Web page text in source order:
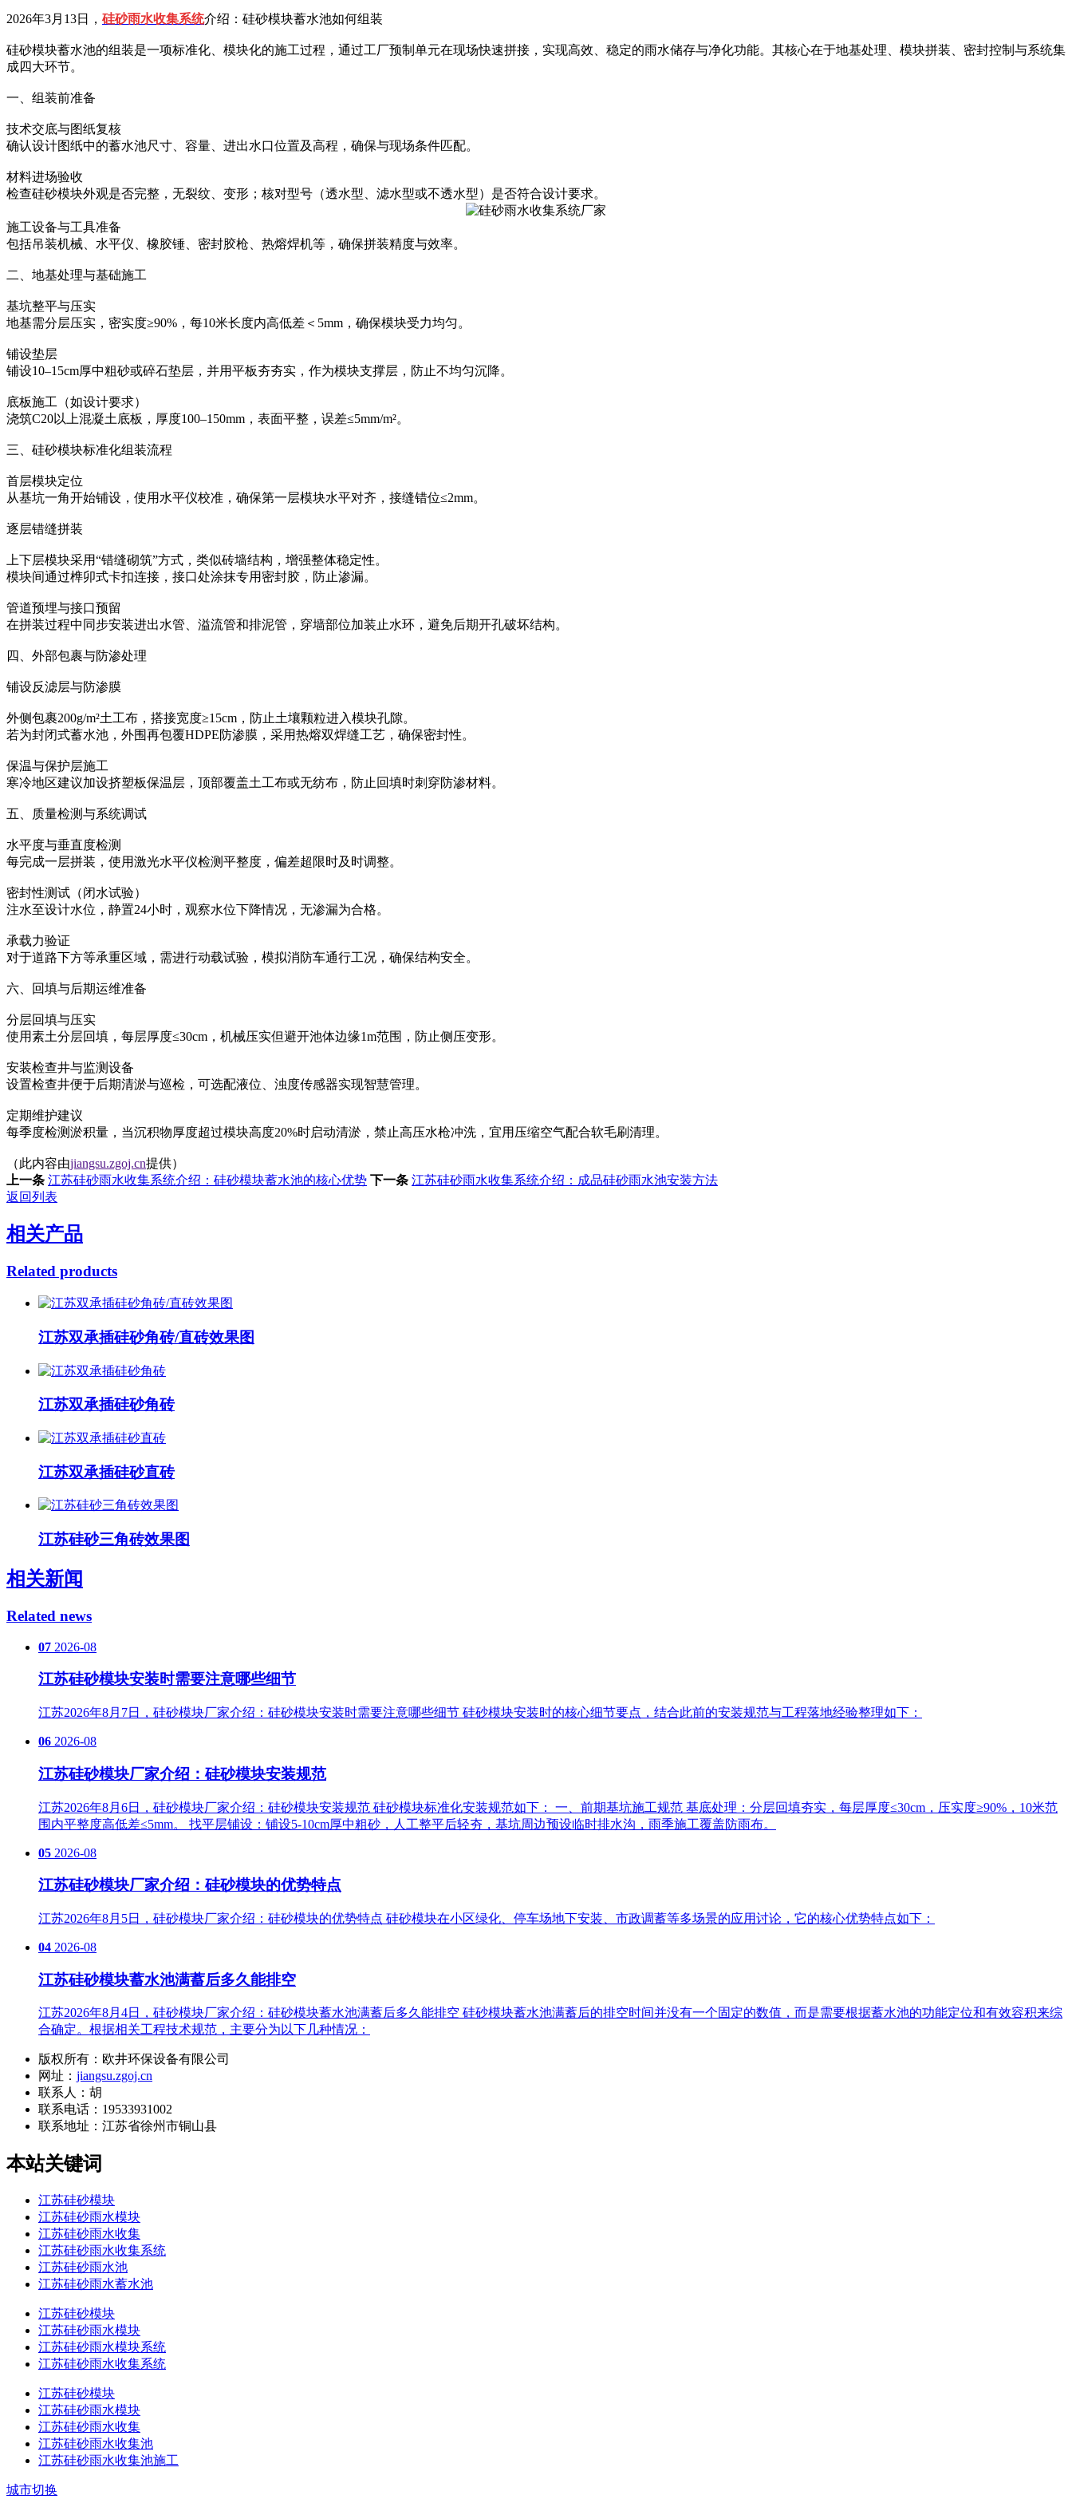
2026年3月13日， 硅砂雨水收集系统介绍：硅砂模块蓄水池如何组装
硅砂模块蓄水池的组装是一项标准化、模块化的施工过程，通过工厂预制单元在现场快速拼接，实现高效、稳定的雨水储存与净化功能。其核心在于‌地基处理、模块拼装、密封控制与系统集
成‌四大环节。
一、组装前准备
技术交底与图纸复核‌
确认设计图纸中的蓄水池尺寸、容量、进出水口位置及高程，确保与现场条件匹配。
材料进场验收‌
检查硅砂模块外观是否完整，无裂纹、变形；核对型号（透水型、滤水型或不透水型）是否符合设计要求。
施工设备与工具准备‌
包括吊装机械、水平仪、橡胶锤、密封胶枪、热熔焊机等，确保拼装精度与效率。
二、地基处理与基础施工
基坑整平与压实‌
地基需分层压实，密实度≥90%，每10米长度内高低差＜5mm，确保模块受力均匀。
铺设垫层‌
铺设10–15cm厚中粗砂或碎石垫层，并用平板夯夯实，作为模块支撑层，防止不均匀沉降。
底板施工（如设计要求）‌
浇筑C20以上混凝土底板，厚度100–150mm，表面平整，误差≤5mm/m²。
三、硅砂模块标准化组装流程
首层模块定位‌
从基坑一角开始铺设，使用水平仪校准，确保第一层模块水平对齐，接缝错位≤2mm。
逐层错缝拼装‌
上下层模块采用“错缝砌筑”方式，类似砖墙结构，增强整体稳定性。
模块间通过榫卯式卡扣连接，接口处涂抹专用密封胶，防止渗漏。
管道预埋与接口预留‌
在拼装过程中同步安装进出水管、溢流管和排泥管，穿墙部位加装止水环，避免后期开孔破坏结构。
四、外部包裹与防渗处理
铺设反滤层与防渗膜‌
外侧包裹200g/m²土工布，搭接宽度≥15cm，防止土壤颗粒进入模块孔隙。
若为封闭式蓄水池，外围再包覆HDPE防渗膜，采用热熔双焊缝工艺，确保密封性。
保温与保护层施工‌
寒冷地区建议加设挤塑板保温层，顶部覆盖土工布或无纺布，防止回填时刺穿防渗材料。
五、质量检测与系统调试
水平度与垂直度检测‌
每完成一层拼装，使用激光水平仪检测平整度，偏差超限时及时调整。
密封性测试（闭水试验）‌
注水至设计水位，静置24小时，观察水位下降情况，无渗漏为合格。
承载力验证‌
对于道路下方等承重区域，需进行动载试验，模拟消防车通行工况，确保结构安全。
六、回填与后期运维准备
分层回填与压实‌
使用素土分层回填，每层厚度≤30cm，机械压实但避开池体边缘1m范围，防止侧压变形。
安装检查井与监测设备‌
设置检查井便于后期清淤与巡检，可选配液位、浊度传感器实现智慧管理。
定期维护建议‌
每季度检测淤积量，当沉积物厚度超过模块高度20%时启动清淤，禁止高压水枪冲洗，宜用压缩空气配合软毛刷清理。
（此内容由jiangsu.zgoj.cn提供）
上一条 江苏硅砂雨水收集系统介绍：硅砂模块蓄水池的核心优势 下一条 江苏硅砂雨水收集系统介绍：成品硅砂雨水池安装方法
返回列表
相关产品
Related products
江苏双承插硅砂角砖/直砖效果图
江苏双承插硅砂角砖
江苏双承插硅砂直砖
江苏硅砂三角砖效果图
相关新闻
Related news
07 2026-08
江苏硅砂模块安装时需要注意哪些细节
江苏2026年8月7日，硅砂模块厂家介绍：硅砂模块安装时需要注意哪些细节 硅砂模块安装时的核心细节要点，结合此前的安装规范与工程落地经验整理如下：
06 2026-08
江苏硅砂模块厂家介绍：硅砂模块安装规范
江苏2026年8月6日，硅砂模块厂家介绍：硅砂模块安装规范 硅砂模块标准化安装规范如下： 一、前期基坑施工规范 基底处理‌：分层回填夯实，每层厚度≤30cm，压实度≥90%，10米范
围内平整度高低差≤5mm。 找平层铺设‌：铺设5-10cm厚中粗砂，人工整平后轻夯，基坑周边预设临时排水沟，雨季施工覆盖防雨布。
05 2026-08
江苏硅砂模块厂家介绍：硅砂模块的优势特点
江苏2026年8月5日，硅砂模块厂家介绍：硅砂模块的优势特点 硅砂模块在小区绿化、停车场地下安装、市政调蓄等多场景的应用讨论，它的核心优势特点如下：
04 2026-08
江苏硅砂模块蓄水池满蓄后多久能排空
江苏2026年8月4日，硅砂模块厂家介绍：硅砂模块蓄水池满蓄后多久能排空 硅砂模块蓄水池满蓄后的排空时间并没有一个固定的数值，而是需要根据蓄水池的功能定位和有效容积来综
合确定。根据相关工程技术规范，主要分为以下几种情况：
版权所有：欧井环保设备有限公司
网址： jiangsu.zgoj.cn
联系人：胡
联系电话：19533931002
联系地址： 江苏省徐州市铜山县
本站关键词
江苏硅砂模块
江苏硅砂雨水模块
江苏硅砂雨水收集
江苏硅砂雨水收集系统
江苏硅砂雨水池
江苏硅砂雨水蓄水池
江苏硅砂模块
江苏硅砂雨水模块
江苏硅砂雨水模块系统
江苏硅砂雨水收集系统
江苏硅砂模块
江苏硅砂雨水模块
江苏硅砂雨水收集
江苏硅砂雨水收集池
江苏硅砂雨水收集池施工
城市切换